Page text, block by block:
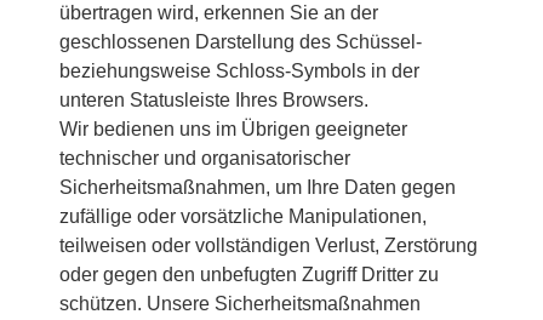
übertragen wird, erkennen Sie an der
geschlossenen Darstellung des Schüssel-
beziehungsweise Schloss-Symbols in der
unteren Statusleiste Ihres Browsers.
Wir bedienen uns im Übrigen geeigneter
technischer und organisatorischer
Sicherheitsmaßnahmen, um Ihre Daten gegen
zufällige oder vorsätzliche Manipulationen,
teilweisen oder vollständigen Verlust, Zerstörung
oder gegen den unbefugten Zugriff Dritter zu
schützen. Unsere Sicherheitsmaßnahmen